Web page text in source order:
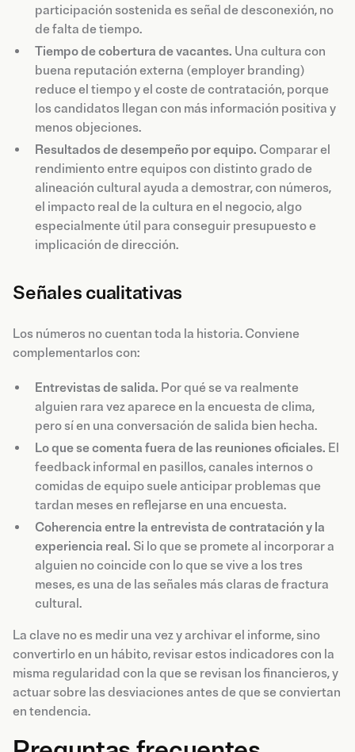
participación sostenida es señal de desconexión, no
de falta de tiempo.
Tiempo de cobertura de vacantes. Una cultura con
buena reputación externa (employer branding)
reduce el tiempo y el coste de contratación, porque
los candidatos llegan con más información positiva y
menos objeciones.
Resultados de desempeño por equipo. Comparar el
rendimiento entre equipos con distinto grado de
alineación cultural ayuda a demostrar, con números,
el impacto real de la cultura en el negocio, algo
especialmente útil para conseguir presupuesto e
implicación de dirección.
Señales cualitativas
Los números no cuentan toda la historia. Conviene
complementarlos con:
Entrevistas de salida. Por qué se va realmente
alguien rara vez aparece en la encuesta de clima,
pero sí en una conversación de salida bien hecha.
Lo que se comenta fuera de las reuniones oficiales. El
feedback informal en pasillos, canales internos o
comidas de equipo suele anticipar problemas que
tardan meses en reflejarse en una encuesta.
Coherencia entre la entrevista de contratación y la
experiencia real. Si lo que se promete al incorporar a
alguien no coincide con lo que se vive a los tres
meses, es una de las señales más claras de fractura
cultural.
La clave no es medir una vez y archivar el informe, sino
convertirlo en un hábito, revisar estos indicadores con la
misma regularidad con la que se revisan los financieros, y
actuar sobre las desviaciones antes de que se conviertan
en tendencia.